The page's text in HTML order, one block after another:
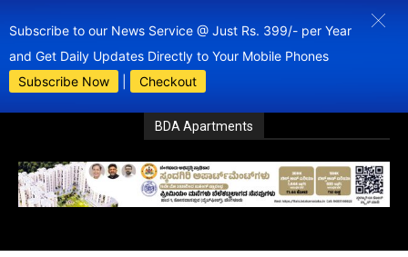
Subscribe to our News Service @ Just Rs. 399/- per Year
and Get Daily Updates Directly to Your Mobile Phones
Subscribe Now
Checkout
BDA Apartments